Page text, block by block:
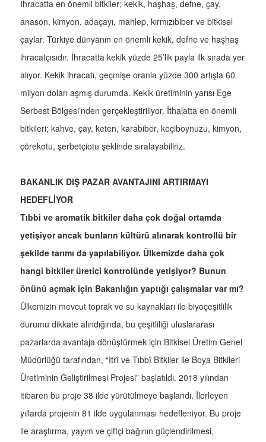
İhracatta en önemli bitkiler; kekik, haşhaş, defne, çay,
anason, kimyon, adaçayı, mahlep, kırmızıbiber ve bitkisel
çaylar. Türkiye dünyanın en önemli kekik, defne ve haşhaş
ihracatçısıdır. İhracatta kekik yüzde 25’lik payla ilk sırada yer
alıyor. Kekik ihracatı, geçmişe oranla yüzde 300 artışla 60
milyon doları aşmış durumda. Kekik üretiminin yarısı Ege
Serbest Bölgesi’nden gerçekleştiriliyor. İthalatta en önemli
bitkileri; kahve, çay, keten, karabiber, keçiboynuzu, kimyon,
çörekotu, şerbetçiotu şeklinde sıralayabiliriz.
BAKANLIK DIŞ PAZAR AVANTAJINI ARTIRMAYI
HEDEFLİYOR
Tıbbi ve aromatik bitkiler daha çok doğal ortamda
yetişiyor ancak bunların kültürü alınarak kontrollü bir
şekilde tarımı da yapılabiliyor. Ülkemizde daha çok
hangi bitkiler üretici kontrolünde yetişiyor? Bunun
önünü açmak için Bakanlığın yaptığı çalışmalar var mı?
Ülkemizin mevcut toprak ve su kaynakları ile biyoçeşitlilik
durumu dikkate alındığında, bu çeşitliliği uluslararası
pazarlarda avantaja dönüştürmek için Bitkisel Üretim Genel
Müdürlüğü tarafından, “Itrî ve Tıbbî Bitkiler ile Boya Bitkileri
Üretiminin Geliştirilmesi Projesi” başlatıldı. 2018 yılından
itibaren bu proje 38 ilde yürütülmeye başlandı. İlerleyen
yıllarda projenin 81 ilde uygulanması hedefleniyor. Bu proje
ile araştırma, yayım ve çiftçi bağının güçlendirilmesi,